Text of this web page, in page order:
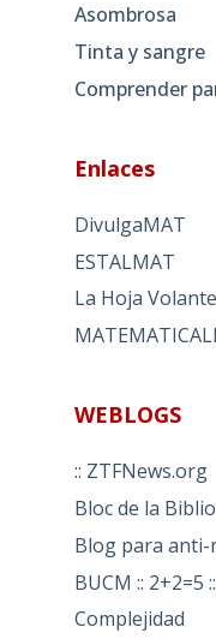
Asombrosa
Tinta y sangre
Comprender
Enlaces
DivulgaMAT
ESTALMAT
La Hoja Volante
WEBLOGS
:: ZTFNews.org
Bloc de la
Blog para anti-
BUCM ::
Complejidad